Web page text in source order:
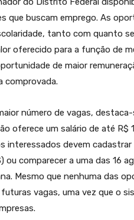
que buscam emprego. As
tanto com quanto
oferecido para a função de
de maior
comprovada.
número de vagas,
oferece um salário de até R$
interessados devem
ou comparecer a uma das 16
Mesmo que nenhuma das
vagas, uma vez que o